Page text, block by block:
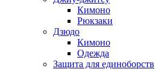
Кимоно
Рюкзаки
Дзюдо
Кимоно
Одежда
Защита для единоборств